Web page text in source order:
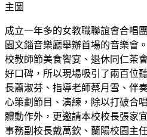
主圖
成立一年多的女教職聯誼會合唱
園文錙音樂廳舉辦首場的音樂會
校教師節美食饗宴、退休同仁茶
好口碑，所以現場吸引了兩百位
長蕭淑芬、指導老師蔡月雪、伴
心策劃節目、演練，除以打破合
體動作外，更邀請本校校長張家
事務副校長戴萬欽、蘭陽校園主